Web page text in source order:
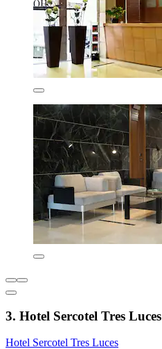
3. Hotel Sercotel Tres Luces
Hotel Sercotel Tres Luces